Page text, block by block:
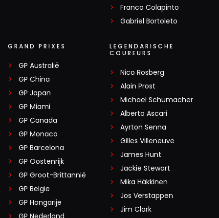
Franco Colapinto
Gabriel Bortoleto
GRAND PRIXES
GP Australië
GP China
GP Japan
GP Miami
GP Canada
GP Monaco
GP Barcelona
GP Oostenrijk
GP Groot-Brittannië
GP België
GP Hongarije
LEGENDARISCHE
COUREURS
Nico Rosberg
Alain Prost
Michael Schumacher
Alberto Ascari
Ayrton Senna
Gilles Villeneuve
James Hunt
Jackie Stewart
Mika Häkkinen
Jos Verstappen
Jim Clark